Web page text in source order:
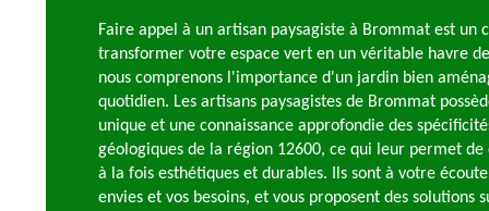
Faire appel à un artisan paysagiste à Brommat est un
transformer votre espace vert en un véritable havre
nous comprenons l'importance d'un jardin bien
quotidien. Les artisans paysagistes de Brommat
unique et une connaissance approfondie des
géologiques de la région 12600, ce qui leur permet
à la fois esthétiques et durables. Ils sont à votre
envies et vos besoins, et vous proposent des solutions